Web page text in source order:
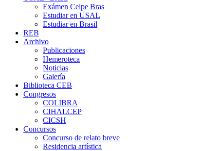
Exámen Celpe Bras
Estudiar en USAL
Estudiar en Brasil
REB
Archivo
Publicaciones
Hemeroteca
Noticias
Galería
Biblioteca CEB
Congresos
COLIBRA
CIHALCEP
CICSH
Concursos
Concurso de relato breve
Residencia artística